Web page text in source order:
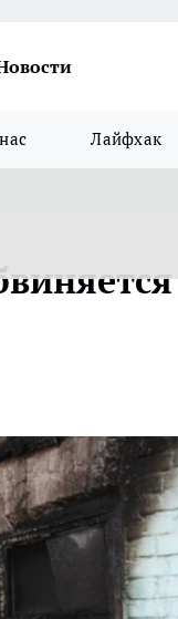
Лайфхак